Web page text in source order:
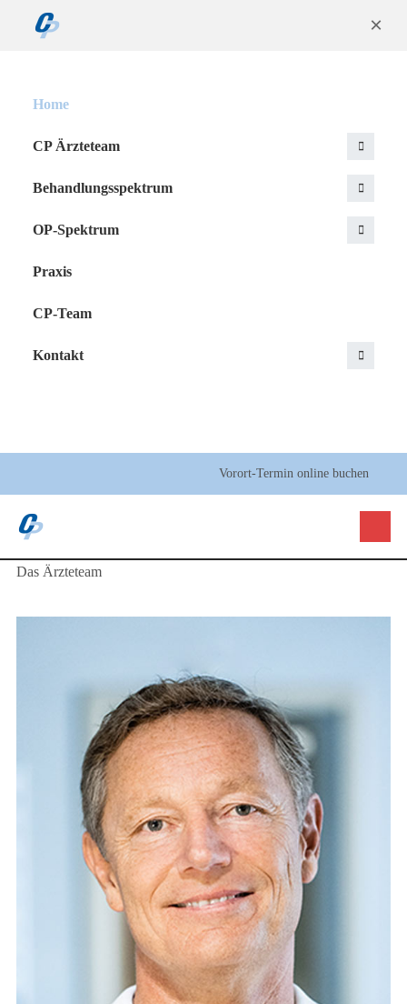
×
Home
CP Ärzteteam
Behandlungsspektrum
OP-Spektrum
Praxis
CP-Team
Kontakt
Vorort-Termin online buchen
Das Ärzteteam